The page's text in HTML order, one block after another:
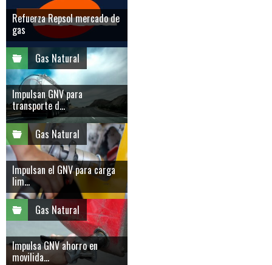
Refuerza Repsol mercado de
gas
Gas Natural
Impulsan GNV para
transporte d...
Gas Natural
Impulsan el GNV para carga
lim...
Gas Natural
Impulsa GNV ahorro en
movilida...